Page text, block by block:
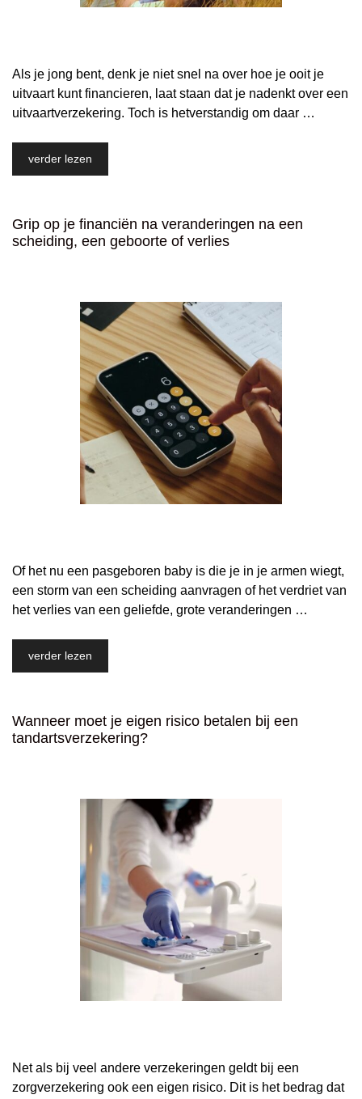
Als je jong bent, denk je niet snel na over hoe je ooit je
uitvaart kunt financieren, laat staan dat je nadenkt over een
uitvaartverzekering. Toch is hetverstandig om daar …
verder lezen
Grip op je financiën na veranderingen na een
scheiding, een geboorte of verlies
Of het nu een pasgeboren baby is die je in je armen wiegt,
een storm van een scheiding aanvragen of het verdriet van
het verlies van een geliefde, grote veranderingen …
verder lezen
Wanneer moet je eigen risico betalen bij een
tandartsverzekering?
Net als bij veel andere verzekeringen geldt bij een
zorgverzekering ook een eigen risico. Dit is het bedrag dat